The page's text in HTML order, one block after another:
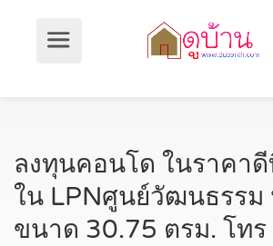
ลงทุนคอนโด ในราคา
ใน LPNศูนย์วัฒนธรรม
ขนาด 30.75 ตรม. โทร